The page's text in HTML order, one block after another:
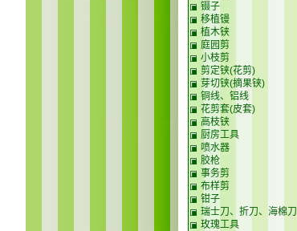
镊子
移植镘
植木铗
庭园剪
小枝剪
剪定铗(花剪)
芽切铗(摘果铗)
铜线、铝线
花剪套(皮套)
高枝铗
厨房工具
喷水器
胶枪
事务剪
布样剪
钳子
瑞士刀、折刀、海棉刀
玫瑰工具